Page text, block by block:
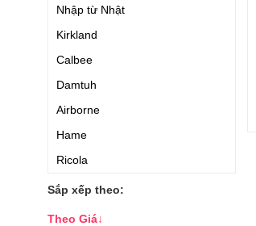
Nhập từ Nhật
Kirkland
Calbee
Damtuh
Airborne
Hame
Ricola
Libby's
Sắp xếp theo:
Theo Giá↓